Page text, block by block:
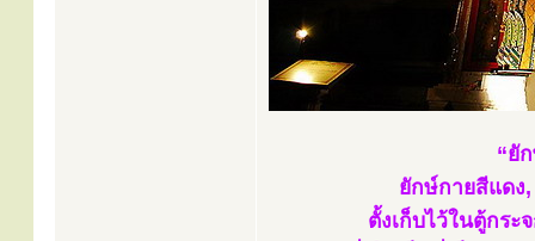
“ยั
ยักษ์กายสีแดง
ตั้งเก็บไว้ในตู้กร